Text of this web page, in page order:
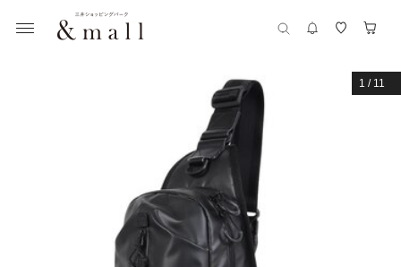
1 / 11